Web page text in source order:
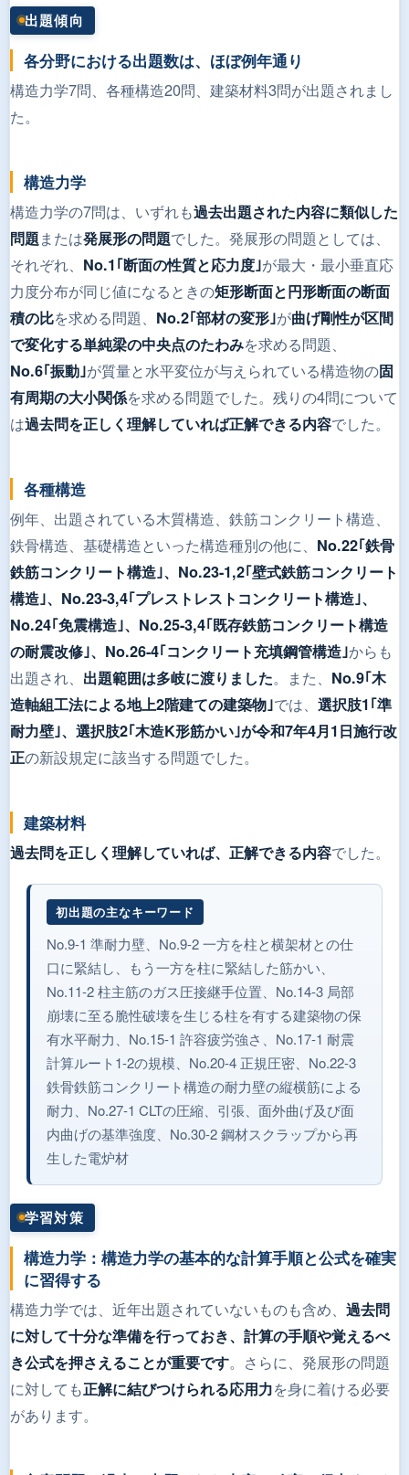
出題傾向
各分野における出題数は、ほぼ例年通り
構造力学7問、各種構造20問、建築材料3問が出題されまし
た。
構造力学
構造力学の7問は、いずれも過去出題された内容に類似した
問題または発展形の問題でした。発展形の問題としては、
それぞれ、 No.1｢断面の性質と応力度｣が最大・最小垂直応
力度分布が同じ値になるときの矩形断面と円形断面の断面
積の比を求める問題、 No.2｢部材の変形｣が曲げ剛性が区間
で変化する単純梁の中央点のたわみを求める問題、
No.6｢振動｣が質量と水平変位が与えられている構造物の固
有周期の大小関係を求める問題でした。残りの4問について
は過去問を正しく理解していれば正解できる内容でした。
各種構造
例年、出題されている木質構造、鉄筋コンクリート構造、
鉄骨構造、基礎構造といった構造種別の他に、 No.22｢鉄骨
鉄筋コンクリート構造｣、No.23-1,2｢壁式鉄筋コンクリート
構造｣、No.23-3,4｢プレストレストコンクリート構造｣、
No.24｢免震構造｣、No.25-3,4｢既存鉄筋コンクリート構造
の耐震改修｣、No.26-4｢コンクリート充填鋼管構造｣からも
出題され、 出題範囲は多岐に渡りました。また、 No.9｢木
造軸組工法による地上2階建ての建築物｣では、 選択肢1｢準
耐力壁｣、選択肢2｢木造K形筋かい｣が令和7年4月1日施行改
正の新設規定に該当する問題でした。
建築材料
過去問を正しく理解していれば、正解できる内容でした。
初出題の主なキーワード
No.9-1 準耐力壁、No.9-2 一方を柱と横架材との仕
口に緊結し、もう一方を柱に緊結した筋かい、
No.11-2 柱主筋のガス圧接継手位置、No.14-3 局部
崩壊に至る脆性破壊を生じる柱を有する建築物の保
有水平耐力、No.15-1 許容疲労強さ、No.17-1 耐震
計算ルート1-2の規模、No.20-4 正規圧密、No.22-3
鉄骨鉄筋コンクリート構造の耐力壁の縦横筋による
耐力、No.27-1 CLTの圧縮、引張、面外曲げ及び面
内曲げの基準強度、No.30-2 鋼材スクラップから再
生した電炉材
学習対策
構造力学：構造力学の基本的な計算手順と公式を確実
に習得する
構造力学では、近年出題されていないものも含め、 過去問
に対して十分な準備を行っておき、計算の手順や覚えるべ
き公式を押さえることが重要です。さらに、発展形の問題
に対しても正解に結びつけられる応用力を身に着ける必要
があります。